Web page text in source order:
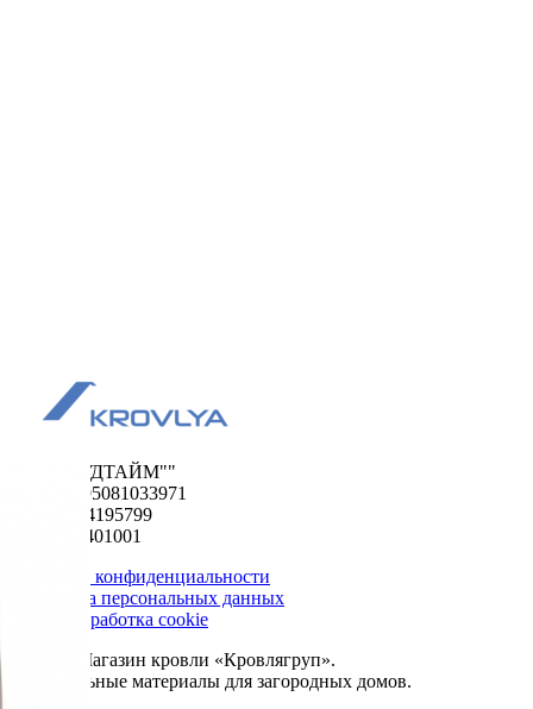
ООО "ФУДТАЙМ""
ОГРН 1195081033971
ИНН 5024195799
КПП 502401001
Политика конфиденциальности
Обработка персональных данных
Сбор и обработка cookie
© 2026. Магазин кровли «Кровлягруп».
Строительные материалы для загородных домов.